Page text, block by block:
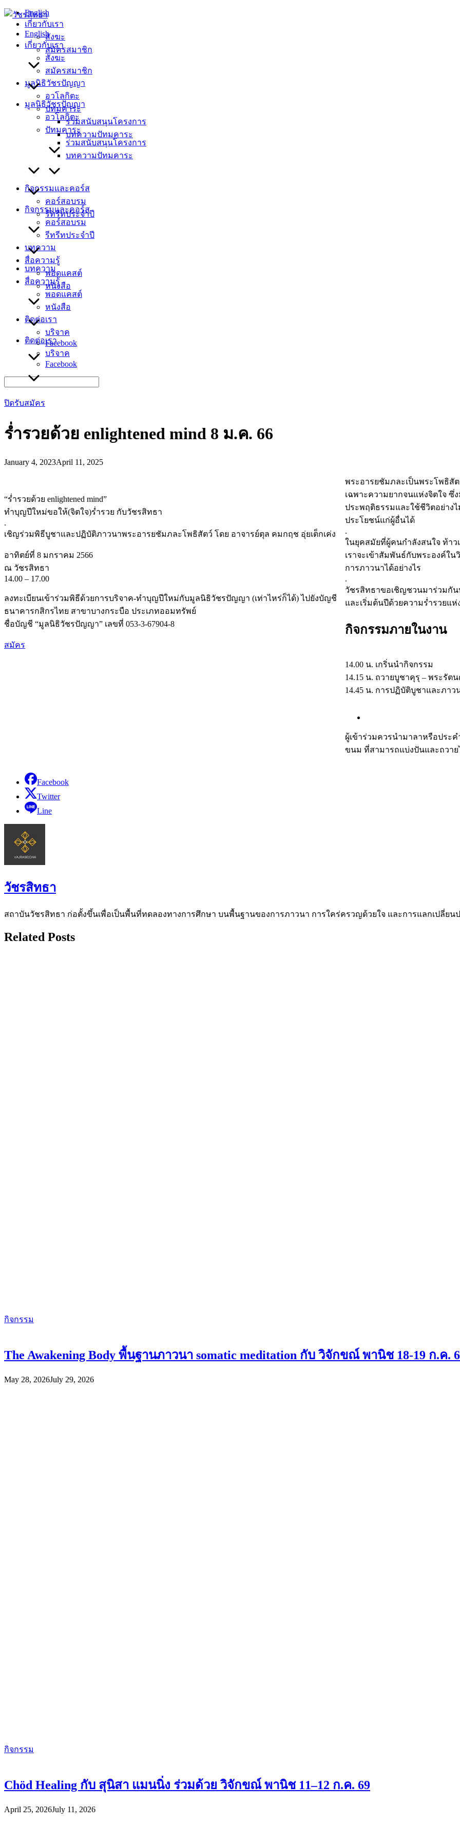
Skip
contentEnglish
เกี่ยวกับเรา
สังฆะ
สมัครสมาชิก
มูลนิธิวัชรปัญญา
อวโลกิตะ
ปัทมคาระ
ร่วมสนับสนุนโครงการ
บทความปัทมคาระ
กิจกรรมและคอร์ส
คอร์สอบรม
รีทรีทประจำปี
บทความ
สื่อความรู้
พอดแคสต์
หนังสือ
ติดต่อเรา
บริจาค
Facebook
English
เกี่ยวกับเรา
สังฆะ
สมัครสมาชิก
มูลนิธิวัชรปัญญา
อวโลกิตะ
ปัทมคาระ
ร่วมสนับสนุนโครงการ
บทความปัทมคาระ
กิจกรรมและคอร์ส
คอร์สอบรม
รีทรีทประจำปี
บทความ
สื่อความรู้
พอดแคสต์
หนังสือ
ติดต่อเรา
บริจาค
Facebook
for:
ปิดรับสมัคร
ร่ำรวยด้วย enlightened mind 8 ม.ค. 66
January 4, 2023April 11, 2025
“ร่ำรวยด้วย enlightened mind”
ทำบุญปีใหม่ขอให้(จิตใจ)ร่ำรวย กับวัชรสิทธา
.
เชิญร่วมพิธีบูชาและปฏิบัติภาวนาพระอารยชัมภละโพธิสัตว์ โดย อาจารย์ตุล คมกฤช อุ่ยเต็กเค่ง
อาทิตย์ที่ 8 มกราคม 2566
ณ วัชรสิทธา
14.00 – 17.00
ลงทะเบียนเข้าร่วมพิธีด้วยการบริจาค-ทำบุญปีใหม่กับมูลนิธิวัชรปัญญา (เท่าไหร่ก็ได้) ไปยังบัญชี
ธนาคารกสิกรไทย สาขาบางกระบือ ประเภทออมทรัพย์
ชื่อบัญชี “มูลนิธิวัชรปัญญา” เลขที่ 053-3-67904-8
สมัคร
พระอารยชัมภละเป็นพระโพธิสั
เฉพาะความยากจนแห่งจิตใจ ซึ่
ประพฤติธรรมและใช้ชีวิตอย่าง
ประโยชน์แก่ผู้อื่นได้
.
ในยุคสมัยที่ผู้คนกำลังสนใจ ท้าว
เราจะเข้าสัมพันธ์กับพระองค์ใ
การภาวนาได้อย่างไร
.
วัชรสิทธาขอเชิญชวนมาร่วมกั
และเริ่มต้นปีด้วยความร่ำรวยแห่
กิจกรรมภายในงาน
14.00 น. เกริ่นนำกิจกรรม
14.15 น. ถวายบูชาคุรุ – พระรั
14.45 น. การปฏิบัติบูชาและภา
ผู้เข้าร่วมควรนำมาลาหรือประ
ขนม ที่สามารถแบ่งปันและถวาย
Facebook
Twitter
Line
วัชรสิทธา
สถาบันวัชรสิทธา ก่อตั้งขึ้นเพื่อเป็นพื้นที่ทดลองทางการศึกษา บนพื้นฐานของการภาวนา การใคร่ครวญด้วยใจ และการแลกเปลี่ยน
Related Posts
กิจกรรม
The Awakening Body พื้นฐานภาวนา somatic meditation กับ วิจักขณ์ พานิช 18-19 ก.ค.
May 28, 2026July 29, 2026
กิจกรรม
Chöd Healing กับ สุนิสา แมนนิ่ง ร่วมด้วย วิจักขณ์ พานิช 11–12 ก.ค. 69
April 25, 2026July 11, 2026